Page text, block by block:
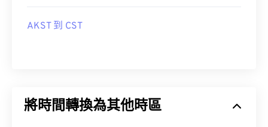
AKST 到 CST
將時間轉換為其他時區